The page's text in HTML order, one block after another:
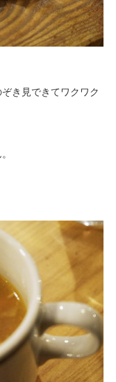
き見できてワクワク